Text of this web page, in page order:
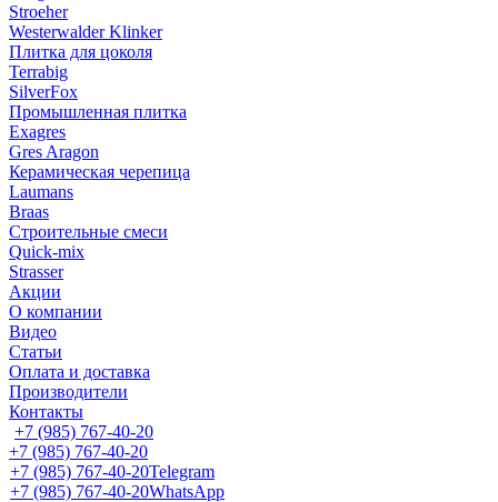
Stroeher
Westerwalder Klinker
Плитка для цоколя
Terrabig
SilverFox
Промышленная плитка
Exagres
Gres Aragon
Керамическая черепица
Laumans
Braas
Строительные смеси
Quick-mix
Strasser
Акции
О компании
Видео
Статьи
Оплата и доставка
Производители
Контакты
+7 (985) 767-40-20
+7 (985) 767-40-20
+7 (985) 767-40-20Telegram
+7 (985) 767-40-20WhatsApp